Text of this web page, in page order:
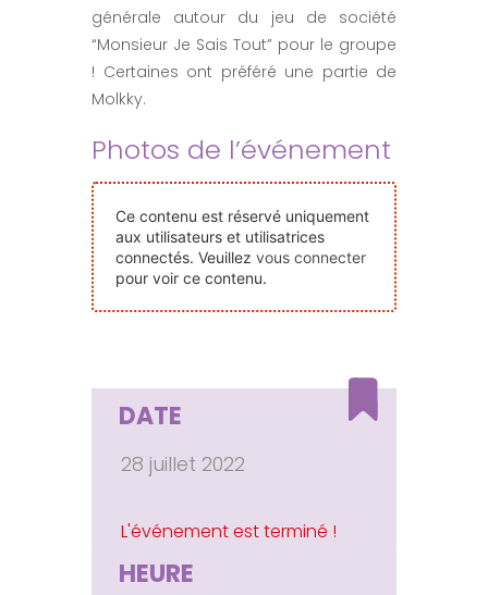
Nos Événements
Nous Contacter
Devenir Bénévole
Faire Un Don
Connexion-membre
générale autour du jeu de société
“Monsieur Je Sais Tout” pour le groupe
! Certaines ont préféré une partie de
Molkky.
Photos de l’événement
Ce contenu est réservé uniquement
aux utilisateurs et utilisatrices
connectés. Veuillez vous connecter
pour voir ce contenu.
DATE
28 juillet 2022
HEURE